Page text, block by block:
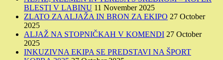
BLESTI V LABINU 11 November 2025
ZLATO ZA ALJAŽA IN BRON ZA EKIPO 27 October
2025
ALJAŽ NA STOPNIČKAH V KOMENDI 27 October
2025
INKUZIVNA EKIPA SE PREDSTAVI NA ŠPORT